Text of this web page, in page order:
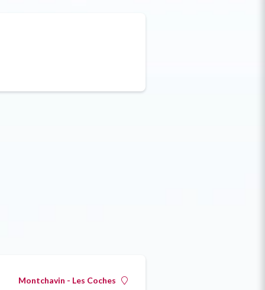
Montchavin - Les Coches